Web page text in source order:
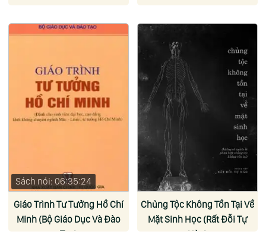
Sách nói: 06:35:24
Giáo Trình Tư Tưởng Hồ Chí
Minh (Bộ Giáo Dục Và Đào
Tạo)
Chủng Tộc Không Tồn Tại Về
Mặt Sinh Học (Rất Đỗi Tự
Hào)